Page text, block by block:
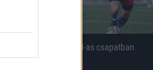
A Vidi két játékosa NB III-as csapatban
le a névjegyét